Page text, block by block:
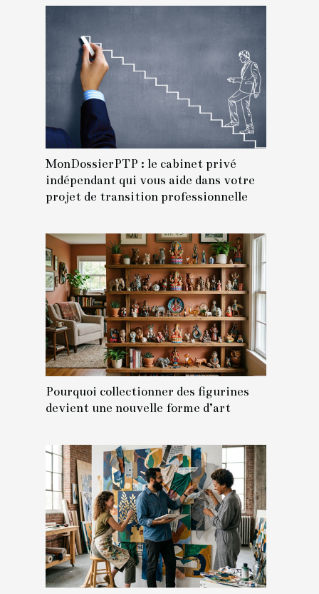
MonDossierPTP : le cabinet privé
indépendant qui vous aide dans votre
projet de transition professionnelle
Pourquoi collectionner des figurines
devient une nouvelle forme d’art